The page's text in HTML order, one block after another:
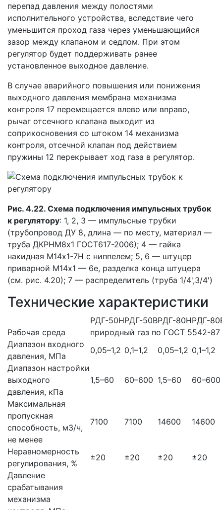
перепад давления между полостями
исполнительного устройства, вследствие чего
уменьшится проход газа через уменьшающийся
зазор между клапаном и седлом. При этом
регулятор будет поддерживать ранее
установленное выходное давление.
В случае аварийного повышения или понижения
выходного давления мембрана механизма
контроля 17 перемещается влево или вправо,
рычаг отсечного клапана выходит из
соприкосновения со штоком 14 механизма
контроля, отсечной клапан под действием
пружины 12 перекрывает ход газа в регулятор.
Рис. 4.22. Схема подключения импульсных трубок
к регулятору: 1, 2, 3 — импульсные трубки
(трубопровод ДУ 8, длина — по месту, материал —
труба ДКРНМ8x1 ГОСТ617-2006); 4 — гайка
накидная М14x1-7Н с ниппелем; 5, 6 — штуцер
приварной М14x1 — 6е, разделка конца штуцера
(см. рис. 4.20); 7 — распределитель (труба 1/4',3/4')
Технические характеристики
РДГ-50НРДГ-50ВРДГ-80НРДГ-
Рабочая среда
природный газ по ГОСТ 5542-87
Диапазон входного
давления, МПа
0,05–1,2 0,1–1,2 0,05–1,2 0,1–1,2
Диапазон настройки
выходного
давления, кПа
1,5–60 60–600 1,5–60 60–600
Максимальная
пропускная
способность, м3/ч,
не менее
7100 7100 14600 14600
Неравномерность
регулирования, %
±20 ±20 ±20
±20
Давление
срабатывания
механизма